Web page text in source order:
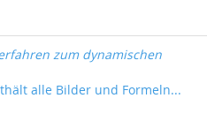
zum dynamischen
alle Bilder und Formeln...